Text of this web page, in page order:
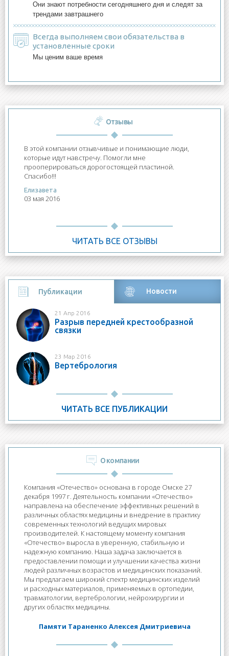
Они знают потребности сегодняшнего дня и следят за
трендами завтрашнего
Всегда выполняем свои обязательства в
установленные сроки
Мы ценим ваше время
Отзывы
В этой компании отзывчивые и понимающие люди,
которые идут навстречу. Помогли мне
прооперироваться дорогостоящей пластиной.
Спасибо!!!
Елизавета
03 мая 2016
Хочу сказать большое спасибо ООО "Отечество" за то,
что с пониманием относятся к нам, людям, которым
приходится переносить такие сложные операции!
Теперь я могу ходить благодаря им!
ЧИТАТЬ ВСЕ ОТЗЫВЫ
Публикации Новости
21 Апр 2016
Разрыв передней крестообразной
связки
23 Мар 2016
Вертебрология
ЧИТАТЬ ВСЕ ПУБЛИКАЦИИ
О компании
Компания «Отечество» основана в городе Омске 27
декабря 1997 г. Деятельность компании «Отечество»
направлена на обеспечение эффективных решений в
различных областях медицины и внедрение в практику
современных технологий ведущих мировых
производителей. К настоящему моменту компания
«Отечество» выросла в уверенную, стабильную и
надежную компанию. Наша задача заключается в
предоставлении помощи и улучшении качества жизни
людей различных возрастов и медицинских показаний.
Мы предлагаем широкий спектр медицинских изделий
и расходных материалов, применяемых в ортопедии,
травматологии, вертебрологии, нейрохирургии и
других областях медицины.
Памяти Тараненко Алексея Дмитриевича